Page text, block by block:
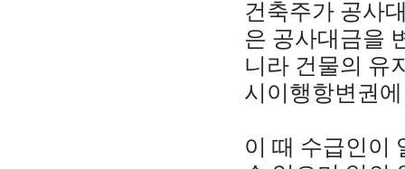
건축주가 공사
은 공사대금을
니라 건물의 유
시이행항변권
이 때 수급인이